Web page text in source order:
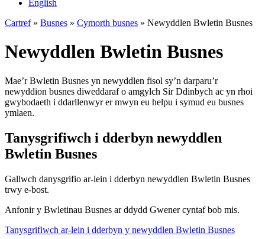
English
Cartref» Busnes » Cymorth busnes » Newyddlen Bwletin Busnes
Newyddlen Bwletin Busnes
Mae’r Bwletin Busnes yn newyddlen fisol sy’n darparu’r
newyddion busnes diweddaraf o amgylch Sir Ddinbych ac yn rhoi
gwybodaeth i ddarllenwyr er mwyn eu helpu i symud eu busnes
ymlaen.
Tanysgrifiwch i dderbyn newyddlen
Bwletin Busnes
Gallwch danysgrifio ar-lein i dderbyn newyddlen Bwletin Busnes
trwy e-bost.
Anfonir y Bwletinau Busnes ar ddydd Gwener cyntaf bob mis.
Tanysgrifiwch ar-lein i dderbyn y newyddlen Bwletin Busnes